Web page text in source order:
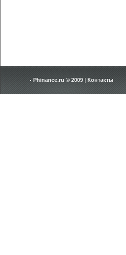
Phinance.ru © 2009 | Контакты